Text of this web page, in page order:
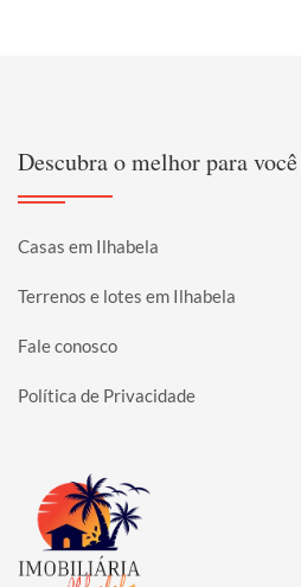
Descubra o melhor para você
Casas em Ilhabela
Terrenos e lotes em Ilhabela
Fale conosco
Política de Privacidade
Página inicial